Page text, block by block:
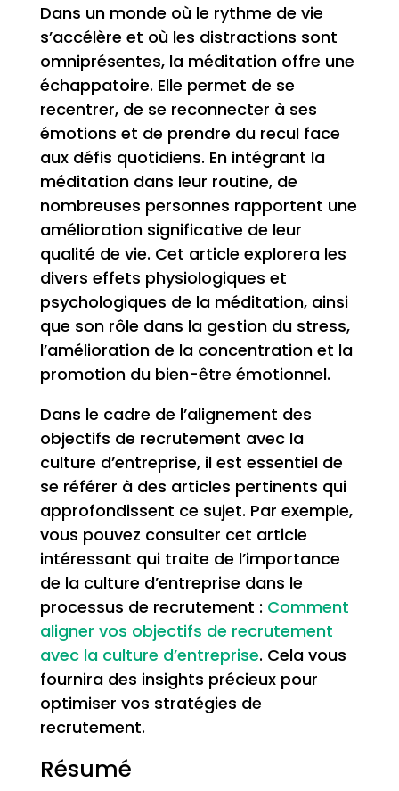
Dans un monde où le rythme de vie
s’accélère et où les distractions sont
omniprésentes, la méditation offre une
échappatoire. Elle permet de se
recentrer, de se reconnecter à ses
émotions et de prendre du recul face
aux défis quotidiens. En intégrant la
méditation dans leur routine, de
nombreuses personnes rapportent une
amélioration significative de leur
qualité de vie. Cet article explorera les
divers effets physiologiques et
psychologiques de la méditation, ainsi
que son rôle dans la gestion du stress,
l’amélioration de la concentration et la
promotion du bien-être émotionnel.
Dans le cadre de l’alignement des
objectifs de recrutement avec la
culture d’entreprise, il est essentiel de
se référer à des articles pertinents qui
approfondissent ce sujet. Par exemple,
vous pouvez consulter cet article
intéressant qui traite de l’importance
de la culture d’entreprise dans le
processus de recrutement : Comment
aligner vos objectifs de recrutement
avec la culture d’entreprise. Cela vous
fournira des insights précieux pour
optimiser vos stratégies de
recrutement.
Résumé